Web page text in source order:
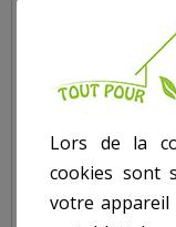
Lors de la
cookies sont
votre